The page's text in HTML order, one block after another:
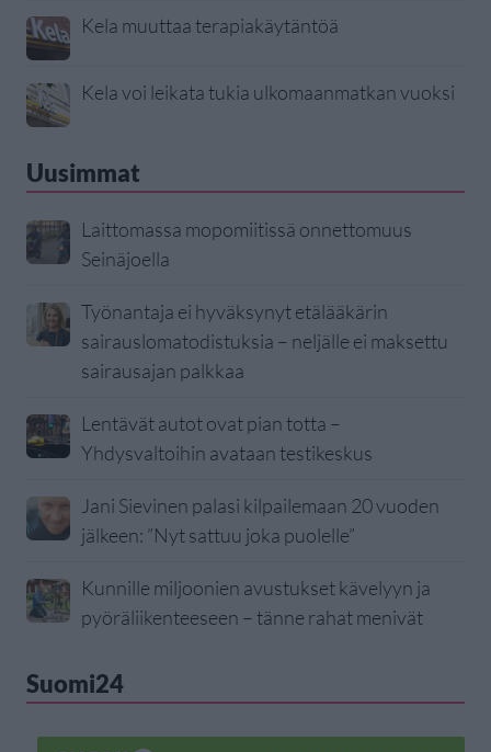
Kela muuttaa terapiakäytäntöä
Kela voi leikata tukia ulkomaanmatkan vuoksi
Uusimmat
Laittomassa mopomiitissä onnettomuus
Seinäjoella
Työnantaja ei hyväksynyt etälääkärin
sairauslomatodistuksia – neljälle ei maksettu
sairausajan palkkaa
Lentävät autot ovat pian totta –
Yhdysvaltoihin avataan testikeskus
Jani Sievinen palasi kilpailemaan 20 vuoden
jälkeen: ”Nyt sattuu joka puolelle”
Kunnille miljoonien avustukset kävelyyn ja
pyöräliikenteeseen – tänne rahat menivät
Suomi24